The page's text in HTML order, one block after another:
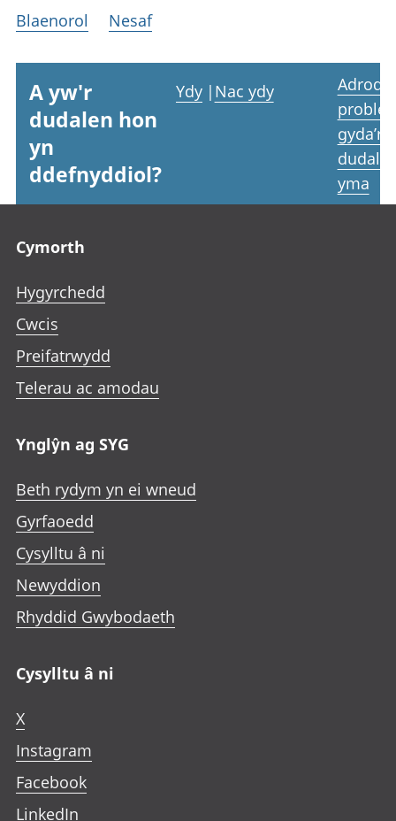
Blaenorol Nesaf
A yw'r
dudalen hon
yn
ddefnyddiol?
Ydy | Nac ydy
Adrodd
gyda’r
yma
Cymorth
Hygyrchedd
Cwcis
Preifatrwydd
Telerau ac amodau
Ynglŷn ag SYG
Beth rydym yn ei wneud
Gyrfaoedd
Cysylltu â ni
Newyddion
Rhyddid Gwybodaeth
Cysylltu â ni
X
Instagram
Facebook
LinkedIn